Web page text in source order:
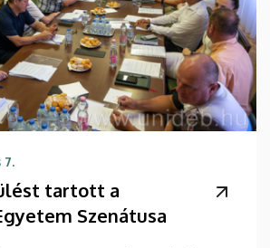
7.
tartott a
Szenátusa